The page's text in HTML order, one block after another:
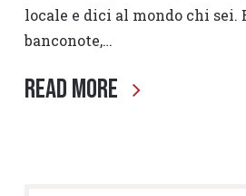
locale e dici al mondo chi sei.
banconote,…
Read More